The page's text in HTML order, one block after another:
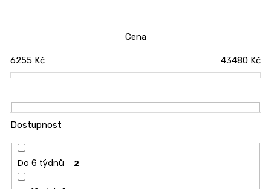
r
o
u
k
t
ů
Cena
6255 Kč 43480 Kč
Dostupnost
Do 6 týdnů 2